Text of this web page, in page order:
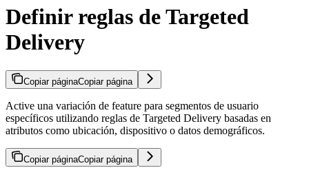
Definir reglas de Targeted
Delivery
Copiar páginaCopiar página
Active una variación de feature para segmentos de usuario
específicos utilizando reglas de Targeted Delivery basadas en
atributos como ubicación, dispositivo o datos demográficos.
Copiar páginaCopiar página